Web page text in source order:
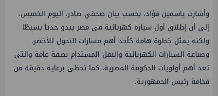
وأشارت ياسمين فؤاد، بحسب بيان صحفي صادر، اليوم الخميس،
إلى أن إطلاق أول سيارة كهربائية فى مصر يبدو حدثا بسيطًا
ولكنه يمثل خطوة هامة كأحد أهم مسارات التحول للأخضر،
وصناعة السيارات الكهربائية والنقل المستدام بصفة عامة والتى
تعد أهم أولويات الحكومة المصرية، كما تحظى برعاية دقيقة من
فخامة رئيس الجمهورية.